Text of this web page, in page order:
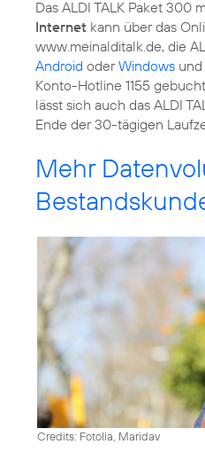
Das ALDI TALK Paket 300
Internet kann über das
www.meinalditalk.de, die
Android oderWindows
Konto-Hotline 1155
lässt sich auch das ALDI
Ende der 30-tägigen
Mehr
Credits: Fotolia, Maridav